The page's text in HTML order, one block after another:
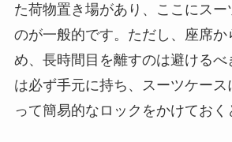
た荷物置き場があり、ここにスー
のが一般的です。ただし、座席か
め、長時間目を離すのは避けるべ
は必ず手元に持ち、スーツケース
って簡易的なロックをかけておく